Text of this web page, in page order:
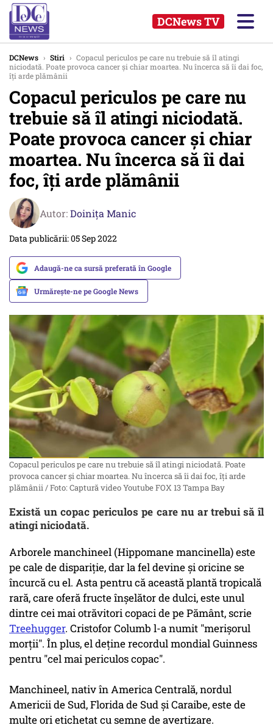
DCNews TV
DCNews › Stiri › Copacul periculos pe care nu trebuie să îl atingi
niciodată. Poate provoca cancer și chiar moartea. Nu încerca să îi dai foc,
îți arde plămânii
Copacul periculos pe care nu
trebuie să îl atingi niciodată.
Poate provoca cancer și chiar
moartea. Nu încerca să îi dai
foc, îți arde plămânii
Autor:Doinița Manic
Data publicării: 05 Sep 2022
Adaugă-ne ca sursă preferată în Google
Urmărește-ne pe Google News
Copacul periculos pe care nu trebuie să îl atingi niciodată. Poate
provoca cancer și chiar moartea. Nu încerca să îi dai foc, îți arde
plămânii / Foto: Captură video Youtube FOX 13 Tampa Bay
Există un copac periculos pe care nu ar trebui să îl
atingi niciodată.
Arborele manchineel (Hippomane mancinella) este
pe cale de dispariție, dar la fel devine și oricine se
încurcă cu el. Asta pentru că această plantă tropicală
rară, care oferă fructe înșelător de dulci, este unul
dintre cei mai otrăvitori copaci de pe Pământ, scrie
Treehugger. Cristofor Columb l-a numit "merișorul
morții". În plus, el deține recordul mondial Guinness
pentru "cel mai periculos copac".
Manchineel, nativ în America Centrală, nordul
Americii de Sud, Florida de Sud și Caraibe, este de
multe ori etichetat cu semne de avertizare.